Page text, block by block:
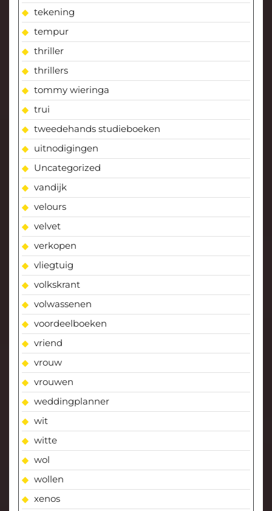
tekening
tempur
thriller
thrillers
tommy wieringa
trui
tweedehands studieboeken
uitnodigingen
Uncategorized
vandijk
velours
velvet
verkopen
vliegtuig
volkskrant
volwassenen
voordeelboeken
vriend
vrouw
vrouwen
weddingplanner
wit
witte
wol
wollen
xenos